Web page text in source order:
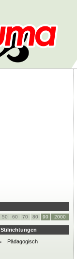
50 60 70 80 90 2000
Stilrichtungen
Pädagogisch